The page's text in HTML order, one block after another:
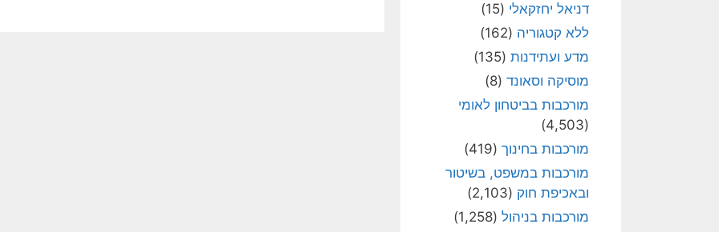
דניאל יחזקאלי (15)
ללא קטגוריה (162)
מדע ועתידנות (135)
מוסיקה וסאונד (8)
מורכבות בביטחון לאומי
(4,503)
מורכבות בחינוך (419)
מורכבות במשפט, בשיטור
ובאכיפת חוק (2,103)
מורכבות בניהול (1,258)